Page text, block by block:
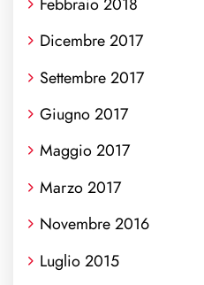
Dicembre 2017
Settembre 2017
Giugno 2017
Maggio 2017
Marzo 2017
Novembre 2016
Luglio 2015